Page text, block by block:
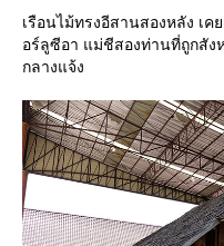
เรือนไม้ทรงอีสานสองหลัง เ
อร์ลูซีอา แม่ชีสองท่านที่ถูกสัง
กลางแจ้ง